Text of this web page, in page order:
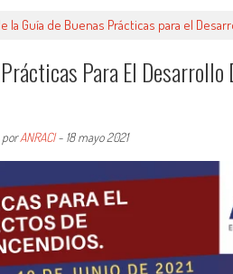
la Guía de Buenas Prácticas para el
Para El
porANRACI- 18 mayo 2021